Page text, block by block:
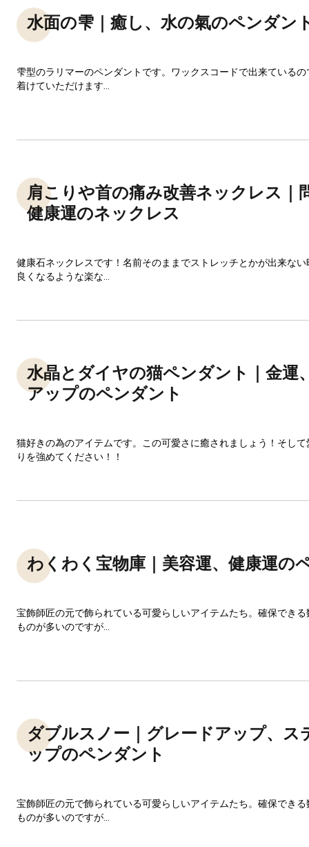
水面の雫｜癒し、水の氣のペンダン
雫型のラリマーのペンダントです。ワックスコードで出来ている
着けていただけます...
肩こりや首の痛み改善ネックレス｜
健康運のネックレス
健康石ネックレスです！名前そのままでストレッチとかが出来な
良くなるような楽な...
水晶とダイヤの猫ペンダント｜金運
アップのペンダント
猫好きの為のアイテムです。この可愛さに癒されましょう！そし
りを強めてください！！
わくわく宝物庫｜美容運、健康運の
宝飾師匠の元で飾られている可愛らしいアイテムたち。確保でき
ものが多いのですが...
ダブルスノー｜グレードアップ、ス
ップのペンダント
宝飾師匠の元で飾られている可愛らしいアイテムたち。確保でき
ものが多いのですが...